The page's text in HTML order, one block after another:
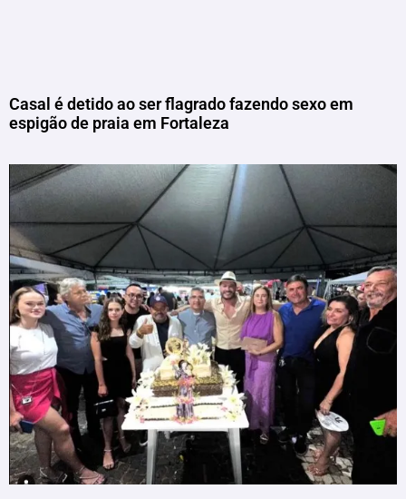
Casal é detido ao ser flagrado fazendo sexo em
espigão de praia em Fortaleza